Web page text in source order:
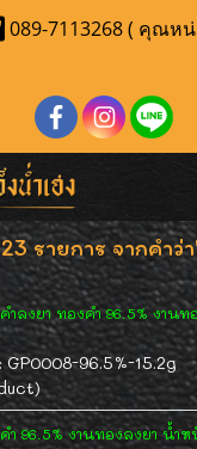
089-7113268 ( คุณห
รายการ จากคำว่
ำลงยา ทองคำ 96.5% งาน
GP0008-96.5%-15.2g
ำ 96.5% งานทองลงยา น้ำ